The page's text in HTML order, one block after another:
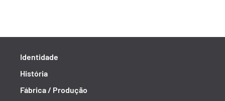
Identidade
História
Fábrica / Produção